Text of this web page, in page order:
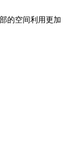
的空间利用更加